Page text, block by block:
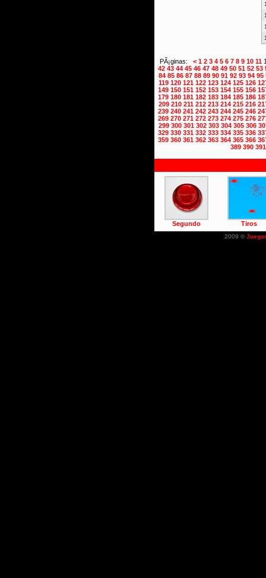
PÃ¡ginas: < 1 2 3 4 5 6 7 8 9 10 11
42 43 44 45 46 47 48 49 50 51 52 53
84 85 86 87 88 89 90 91 92 93 94 95
119 120 121 122 123 124 125 126
149 150 151 152 153 154 155 156
179 180 181 182 183 184 185 186
209 210 211 212 213 214 215 216
239 240 241 242 243 244 245 246
269 270 271 272 273 274 275 276
299 300 301 302 303 304 305 306
329 330 331 332 333 334 335 336
359 360 361 362 363 364 365 366
389 390 391
Segundo Tiros
2009 ©